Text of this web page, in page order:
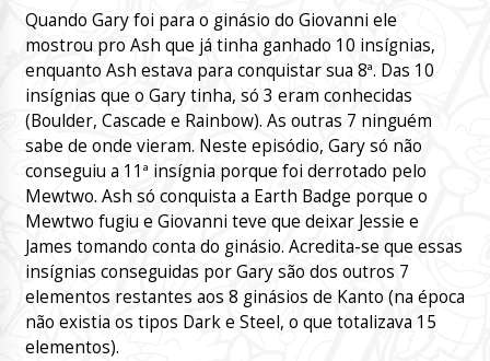
Quando Gary foi para o ginásio do Giovanni ele
mostrou pro Ash que já tinha ganhado 10 insígnias,
enquanto Ash estava para conquistar sua 8ª. Das 10
insígnias que o Gary tinha, só 3 eram conhecidas
(Boulder, Cascade e Rainbow). As outras 7 ninguém
sabe de onde vieram. Neste episódio, Gary só não
conseguiu a 11ª insígnia porque foi derrotado pelo
Mewtwo. Ash só conquista a Earth Badge porque o
Mewtwo fugiu e Giovanni teve que deixar Jessie e
James tomando conta do ginásio. Acredita-se que essas
insígnias conseguidas por Gary são dos outros 7
elementos restantes aos 8 ginásios de Kanto (na época
não existia os tipos Dark e Steel, o que totalizava 15
elementos).